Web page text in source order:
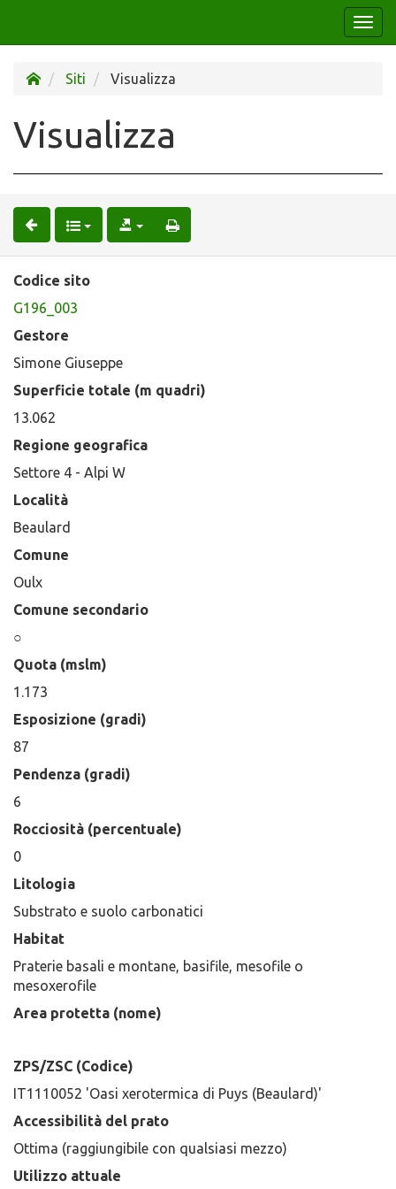
Siti Visualizza
Visualizza
Codice sito
G196_003
Gestore
Simone Giuseppe
Superficie totale (m quadri)
13.062
Regione geografica
Settore 4 - Alpi W
Località
Beaulard
Comune
Oulx
Comune secondario
○
Quota (mslm)
1.173
Esposizione (gradi)
87
Pendenza (gradi)
6
Rocciosità (percentuale)
0
Litologia
Substrato e suolo carbonatici
Habitat
Praterie basali e montane, basifile, mesofile o
mesoxerofile
Area protetta (nome)
ZPS/ZSC (Codice)
IT1110052 'Oasi xerotermica di Puys (Beaulard)'
Accessibilità del prato
Ottima (raggiungibile con qualsiasi mezzo)
Utilizzo attuale